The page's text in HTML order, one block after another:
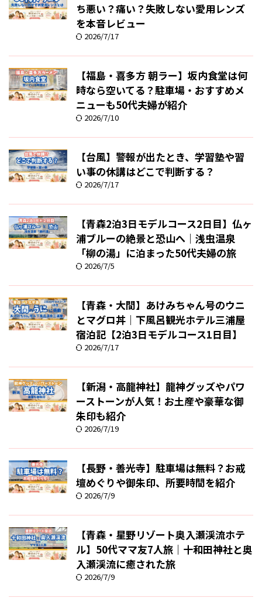
ち悪い？痛い？失敗しない愛用レンズ
を本音レビュー
2026/7/17
【福島・喜多方 朝ラー】坂内食堂は何
時なら空いてる？駐車場・おすすめメ
ニューも50代夫婦が紹介
2026/7/10
【台風】警報が出たとき、学習塾や習
い事の休講はどこで判断する？
2026/7/17
【青森2泊3日モデルコース2日目】仏ヶ
浦ブルーの絶景と恐山へ｜浅虫温泉
「柳の湯」に泊まった50代夫婦の旅
2026/7/5
【青森・大間】あけみちゃん号のウニ
とマグロ丼｜下風呂観光ホテル三浦屋
宿泊記【2泊3日モデルコース1日目】
2026/7/17
【新潟・高龍神社】龍神グッズやパワ
ーストーンが人気！お土産や豪華な御
朱印も紹介
2026/7/19
【長野・善光寺】駐車場は無料？お戒
壇めぐりや御朱印、所要時間を紹介
2026/7/9
【青森・星野リゾート奥入瀬渓流ホテ
ル】50代ママ友7人旅｜十和田神社と奥
入瀬渓流に癒された旅
2026/7/9